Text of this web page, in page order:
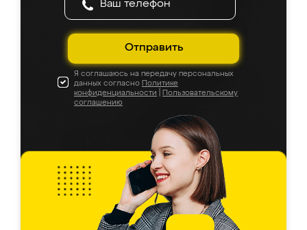
Отправить
Я соглашаюсь на передачу персональных
данных согласно Политике
конфиденциальности
Пользовательскому
соглашению